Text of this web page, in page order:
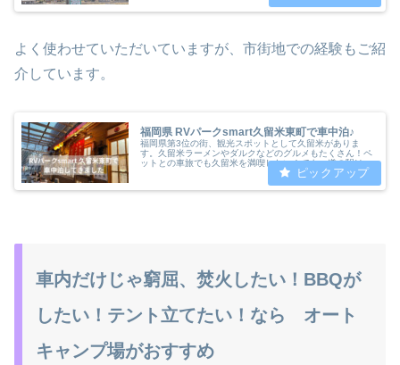
よく使わせていただいていますが、市街地での経験もご紹
介しています。
福岡県 RVパークsmart久留米東町で車中泊♪
福岡県第3位の街、観光スポットとして久留米がありま
す。久留米ラーメンやダルクなどのグルメもたくさん！ペ
ットとの車旅でも久留米を満喫したい！でも、道の駅は市
街地からは少し遠いな…とか、ペットと泊まれる宿は久留
米には無いから観光は無理かな…と、...
車内だけじゃ窮屈、焚火したい！BBQが
したい！テント立てたい！なら オート
キャンプ場がおすすめ